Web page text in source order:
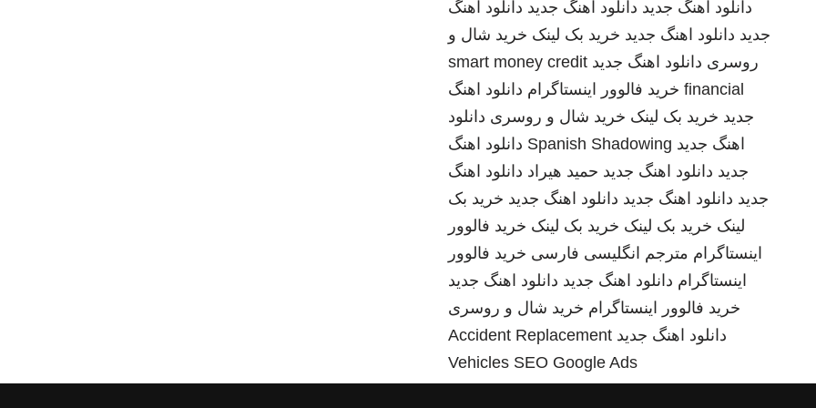
دانلود آهنگ جدید دانلود اهنگ جدید دانلود اهنگ
جدید دانلود اهنگ جدید خرید بک لینک خرید شال و
روسری دانلود اهنگ جدید smart money credit
financial خرید فالوور اینستاگرام دانلود اهنگ
جدید خرید بک لینک خرید شال و روسری دانلود
اهنگ جدید Spanish Shadowing دانلود اهنگ
جدید دانلود اهنگ جدید حمید هیراد دانلود اهنگ
جدید دانلود اهنگ جدید دانلود اهنگ جدید خرید بک
لینک خرید بک لینک خرید بک لینک خرید فالوور
اینستاگرام مترجم انگلیسی فارسی خرید فالوور
اینستاگرام دانلود اهنگ جدید دانلود اهنگ جدید
خرید فالوور اینستاگرام خرید شال و روسری
دانلود اهنگ جدید Accident Replacement
Vehicles SEO Google Ads